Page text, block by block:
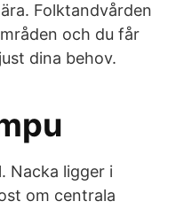
Folktandvården
och du får
dina behov.
Nacka ligger i
om centrala